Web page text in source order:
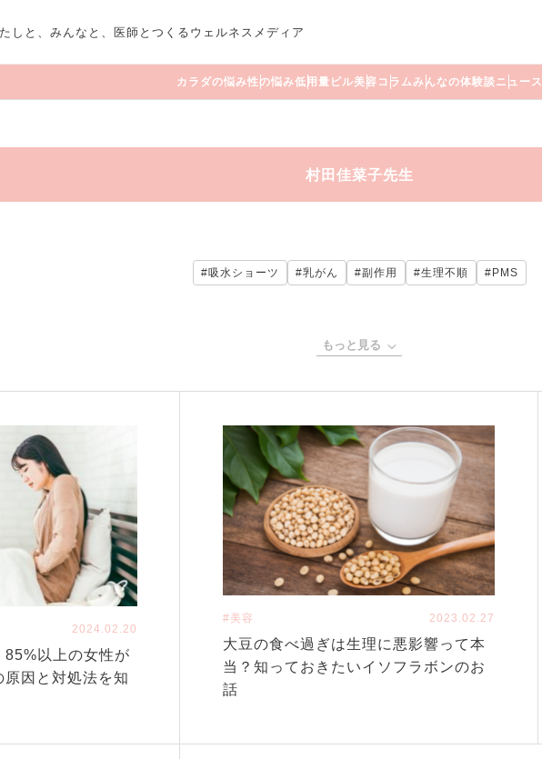
しと、みんなと、医師とつくるウェルネスメディア
カラダの悩み性の悩み低用量ピル美容 コラムみんなの体験談ニュース
村田佳菜子先生
#吸水ショーツ #乳がん #副作用 #生理不順 #PMS
もっと見る
2024.02.20
85%以上の女性が
因と対処法を知
#美容 2023.02.27
大豆の食べ過ぎは生理に悪影響って本
当？知っておきたいイソフラボンのお
話